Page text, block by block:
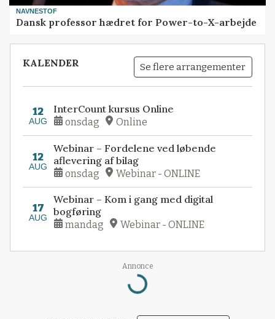
NAVNESTOF
Dansk professor hædret for Power-to-X-arbejde
KALENDER Se flere arrangementer
12
AUG
InterCount kursus Online
onsdag Online
12
AUG
Webinar – Fordelene ved løbende
aflevering af bilag
onsdag Webinar - ONLINE
17
AUG
Webinar – Kom i gang med digital
bogføring
mandag Webinar - ONLINE
Annonce
Loading...